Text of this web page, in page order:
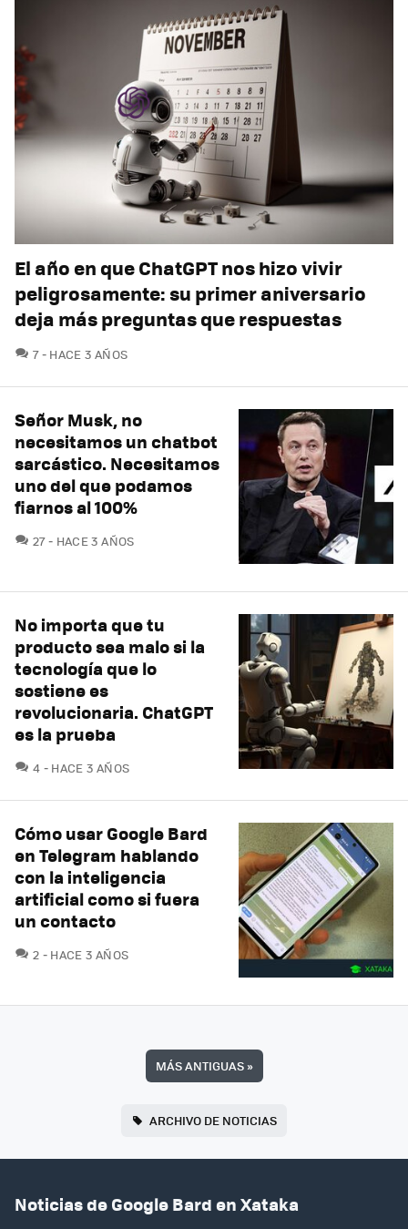
El año en que ChatGPT nos hizo vivir
peligrosamente: su primer aniversario
deja más preguntas que respuestas
7COMENTARIOS
HACE 3 AÑOS
Señor Musk, no
necesitamos un chatbot
sarcástico. Necesitamos
uno del que podamos
fiarnos al 100%
27COMENTARIOS
HACE 3 AÑOS
No importa que tu
producto sea malo si la
tecnología que lo
sostiene es
revolucionaria. ChatGPT
es la prueba
4 COMENTARIOS
HACE 3 AÑOS
Cómo usar Google Bard
en Telegram hablando
con la inteligencia
artificial como si fuera
un contacto
2 COMENTARIOS
HACE 3 AÑOS
MÁS ANTIGUAS»
ARCHIVO DE NOTICIAS
Noticias de Google Bard en Xataka